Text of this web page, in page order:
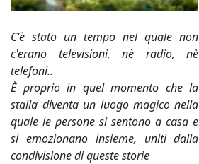
C'è stato un tempo nel quale non
c'erano televisioni, nè radio, nè
telefoni..
È proprio in quel momento che la
stalla diventa un luogo magico nella
quale le persone si sentono a casa e
si emozionano insieme, uniti dalla
condivisione di queste storie